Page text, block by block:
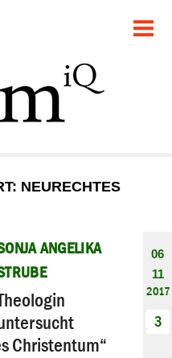
NEURECHTES
ANGELIKA
Christentum“
06
11
2017
3